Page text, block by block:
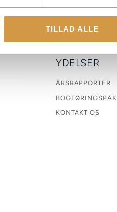
TILLAD ALLE
YDELSER
ÅRSRAPPORTER
KONTAKT OS